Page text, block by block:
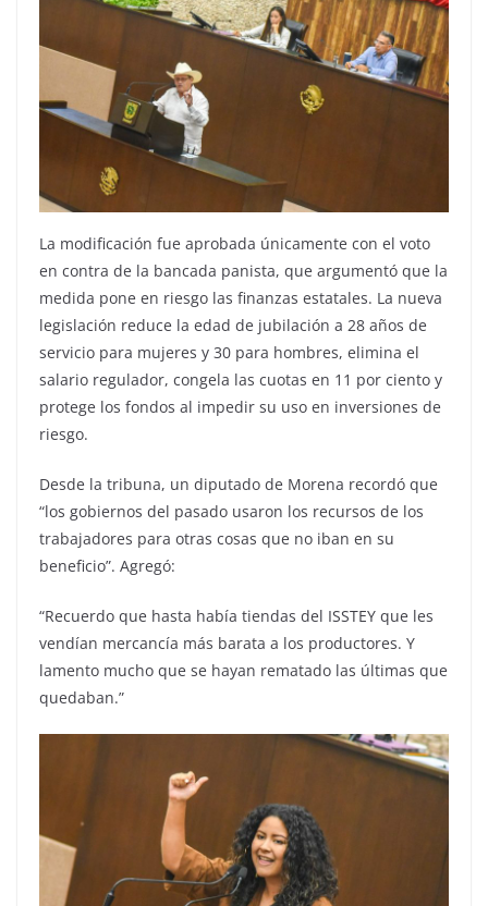
La modificación fue aprobada únicamente con el voto
en contra de la bancada panista, que argumentó que la
medida pone en riesgo las finanzas estatales. La nueva
legislación reduce la edad de jubilación a 28 años de
servicio para mujeres y 30 para hombres, elimina el
salario regulador, congela las cuotas en 11 por ciento y
protege los fondos al impedir su uso en inversiones de
riesgo.
Desde la tribuna, un diputado de Morena recordó que
“los gobiernos del pasado usaron los recursos de los
trabajadores para otras cosas que no iban en su
beneficio”. Agregó:
“Recuerdo que hasta había tiendas del ISSTEY que les
vendían mercancía más barata a los productores. Y
lamento mucho que se hayan rematado las últimas que
quedaban.”